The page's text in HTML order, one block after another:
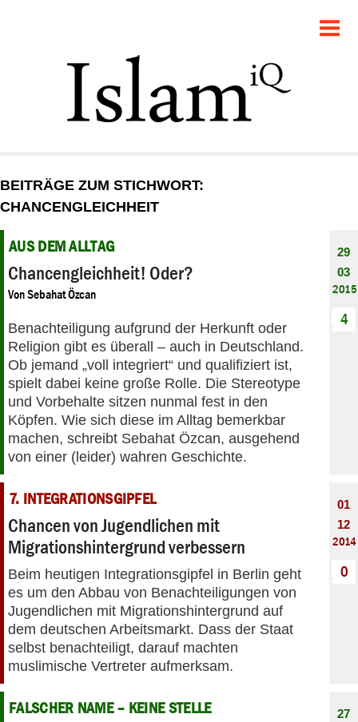
GESELLSCHAFT
STARTSEITE
DEBATTE
PANORAMA
BEITRÄGE ZUM STICHWORT:
CHANCENGLEICHHEIT
AUS DEM ALLTAG
Chancengleichheit! Oder?
VonSebahat Özcan
Benachteiligung aufgrund der Herkunft oder
Religion gibt es überall – auch in Deutschland.
Ob jemand „voll integriert“ und qualifiziert ist,
spielt dabei keine große Rolle. Die Stereotype
und Vorbehalte sitzen nunmal fest in den
Köpfen. Wie sich diese im Alltag bemerkbar
machen, schreibt Sebahat Özcan, ausgehend
von einer (leider) wahren Geschichte.
29
03
2015
4
7. INTEGRATIONSGIPFEL
Chancen von Jugendlichen mit
Migrationshintergrund verbessern
Beim heutigen Integrationsgipfel in Berlin geht
es um den Abbau von Benachteiligungen von
Jugendlichen mit Migrationshintergrund auf
dem deutschen Arbeitsmarkt. Dass der Staat
selbst benachteiligt, darauf machten
muslimische Vertreter aufmerksam.
01
12
2014
0
FALSCHER NAME – KEINE STELLE
27